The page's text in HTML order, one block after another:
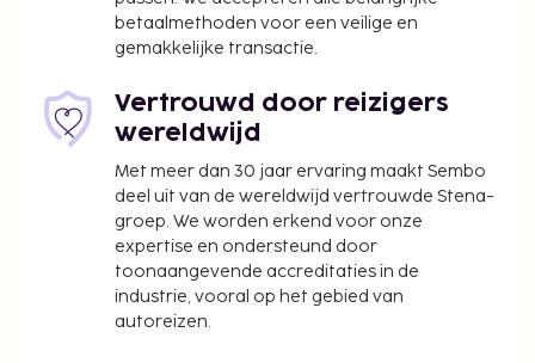
van het uitzicht kunt genieten, maar profiteer ook
van gratis wifi.
worden betaald. De kosten kunnen inclusief
toepasselijke belastingen zijn:
Vóór het inchecken dien je een borgsom van
GBP 300 te betalen.
We hebben alle kosten vermeld die de
accommodatie aan ons heeft doorgegeven.
betaalmethoden voor een veilige en
gemakkelijke transactie.
Vertrouwd door reizigers
wereldwijd
Met meer dan 30 jaar ervaring maakt Sembo
deel uit van de wereldwijd vertrouwde Stena-
groep. We worden erkend voor onze
expertise en ondersteund door
toonaangevende accreditaties in de
industrie, vooral op het gebied van
autoreizen.